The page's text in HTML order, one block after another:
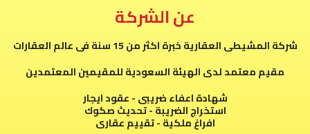
عن الشركة
شركة المشيطى العقارية خبرة اكثر من 15 سنة فى عالم العقارات
مقيم معتمد لدى الهيئة السعودية للمقيمين المعتمدين
شهادة اعفاء ضريبى - عقود ايجار
استخراج الضريبة - تحديث صكوك
افراغ ملكية - تقييم عقارى